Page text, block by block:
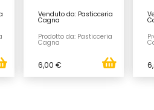
Venduto da: Pasticceria
Cagna
Prodotto da: Pasticceria
Cagna
6,00 €